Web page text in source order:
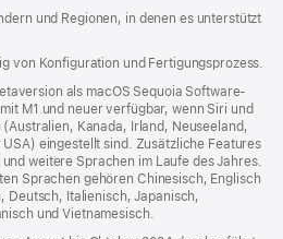
und Regionen, in denen es unterstützt
von Konfiguration und Fertigungsprozess.
als macOS Sequoia Software-
M1 und neuer verfügbar, wenn Siri und
Kanada, Irland, Neuseeland,
eingestellt sind. Zusätzliche Features
weitere Sprachen im Laufe des Jahres.
Sprachen gehören Chinesisch, Englisch
Deutsch, Italienisch, Japanisch,
und Vietnamesisch.